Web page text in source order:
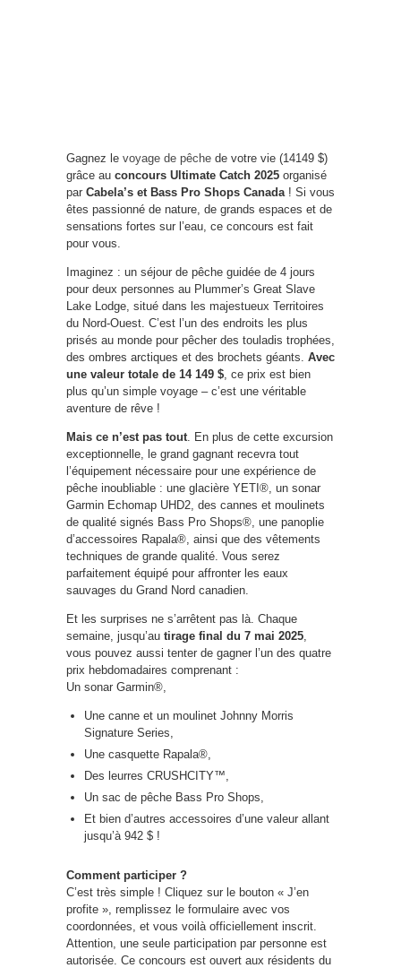
Gagnez le voyage de pêche de votre vie (14149 $)
grâce au concours Ultimate Catch 2025 organisé
par Cabela’s et Bass Pro Shops Canada ! Si vous
êtes passionné de nature, de grands espaces et de
sensations fortes sur l’eau, ce concours est fait
pour vous.
Imaginez : un séjour de pêche guidée de 4 jours
pour deux personnes au Plummer’s Great Slave
Lake Lodge, situé dans les majestueux Territoires
du Nord-Ouest. C’est l’un des endroits les plus
prisés au monde pour pêcher des touladis trophées,
des ombres arctiques et des brochets géants. Avec
une valeur totale de 14 149 $ , ce prix est bien
plus qu’un simple voyage – c’est une véritable
aventure de rêve !
Mais ce n’est pas tout . En plus de cette excursion
exceptionnelle, le grand gagnant recevra tout
l’équipement nécessaire pour une expérience de
pêche inoubliable : une glacière YETI®, un sonar
Garmin Echomap UHD2, des cannes et moulinets
de qualité signés Bass Pro Shops®, une panoplie
d’accessoires Rapala®, ainsi que des vêtements
techniques de grande qualité. Vous serez
parfaitement équipé pour affronter les eaux
sauvages du Grand Nord canadien.
Et les surprises ne s’arrêtent pas là. Chaque
semaine, jusqu’au tirage final du 7 mai 2025
vous pouvez aussi tenter de gagner l’un des quatre
prix hebdomadaires comprenant :
Un sonar Garmin®,
Une canne et un moulinet Johnny Morris
Signature Series,
Une casquette Rapala®,
Des leurres CRUSHCITY™,
Un sac de pêche Bass Pro Shops,
Et bien d’autres accessoires d’une valeur allant
jusqu’à 942 $ !
Comment participer ?
C’est très simple ! Cliquez sur le bouton « J’en
profite », remplissez le formulaire avec vos
coordonnées, et vous voilà officiellement inscrit.
Attention, une seule participation par personne est
autorisée. Ce concours est ouvert aux résidents du